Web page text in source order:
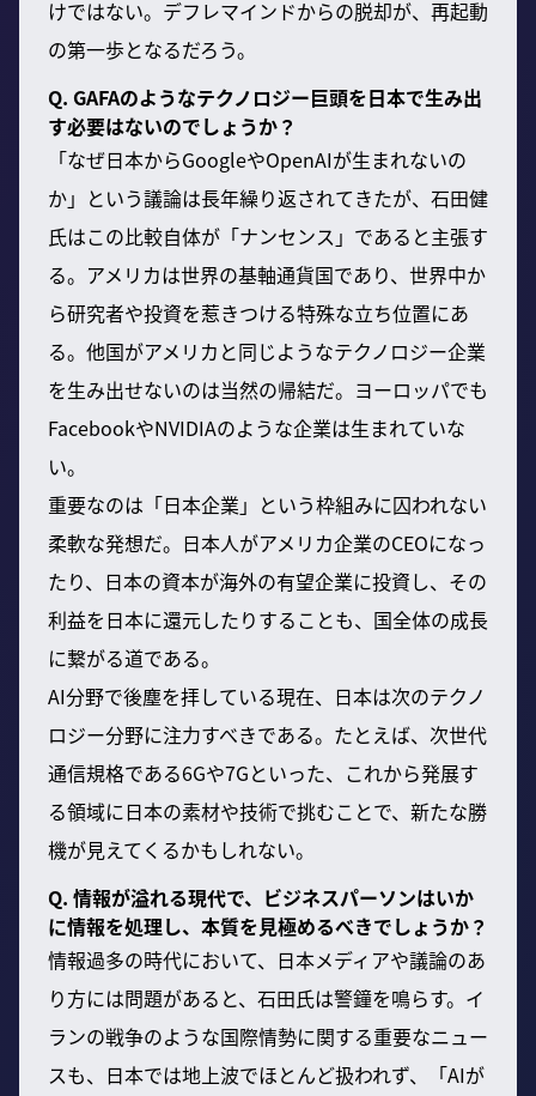
けではない。デフレマインドからの脱却が、再起動
の第一歩となるだろう。
Q. GAFAのようなテクノロジー巨頭を日本で生み出
す必要はないのでしょうか？
「なぜ日本からGoogleやOpenAIが生まれないの
か」という議論は長年繰り返されてきたが、石田健
氏はこの比較自体が「ナンセンス」であると主張す
る。アメリカは世界の基軸通貨国であり、世界中か
ら研究者や投資を惹きつける特殊な立ち位置にあ
る。他国がアメリカと同じようなテクノロジー企業
を生み出せないのは当然の帰結だ。ヨーロッパでも
FacebookやNVIDIAのような企業は生まれていな
い。
重要なのは「日本企業」という枠組みに囚われない
柔軟な発想だ。日本人がアメリカ企業のCEOになっ
たり、日本の資本が海外の有望企業に投資し、その
利益を日本に還元したりすることも、国全体の成長
に繋がる道である。
AI分野で後塵を拝している現在、日本は次のテクノ
ロジー分野に注力すべきである。たとえば、次世代
通信規格である6Gや7Gといった、これから発展す
る領域に日本の素材や技術で挑むことで、新たな勝
機が見えてくるかもしれない。
Q. 情報が溢れる現代で、ビジネスパーソンはいか
に情報を処理し、本質を見極めるべきでしょうか？
情報過多の時代において、日本メディアや議論のあ
り方には問題があると、石田氏は警鐘を鳴らす。イ
ランの戦争のような国際情勢に関する重要なニュー
スも、日本では地上波でほとんど扱われず、「AIが